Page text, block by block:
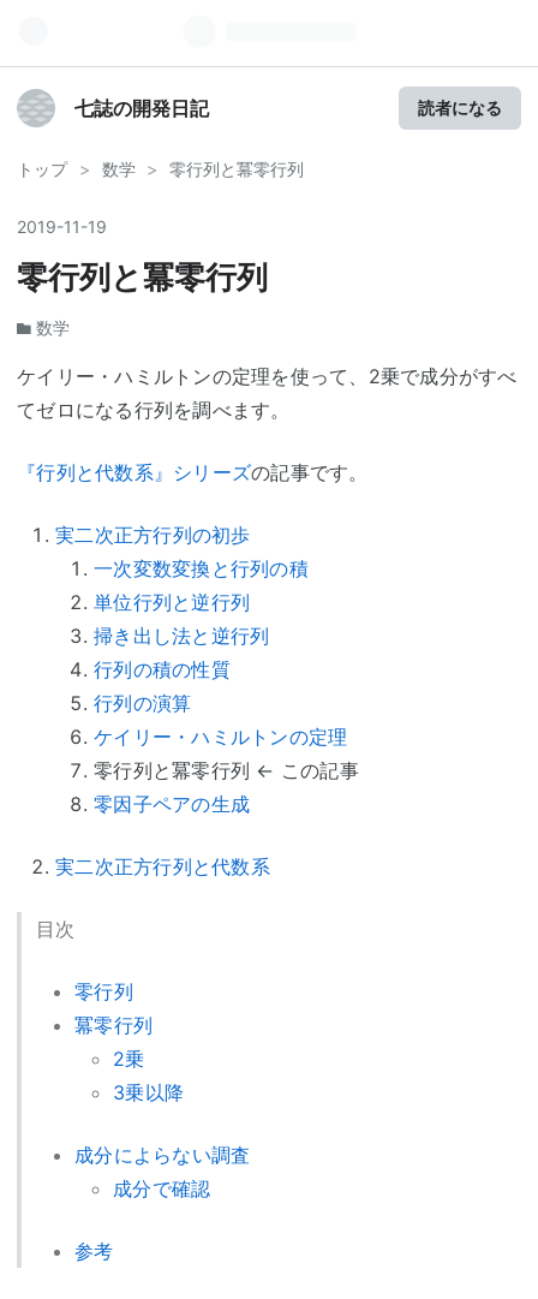
七誌の開発日記 読者になる
トップ > 数学 > 零行列と冪零行列
2019-11-19
零行列と冪零行列
数学
ケイリー・ハミルトンの定理を使って、2乗で成分がすべ
てゼロになる行列を調べます。
『行列と代数系』シリーズの記事です。
実二次正方行列の初歩
一次変数変換と行列の積
単位行列と逆行列
掃き出し法と逆行列
行列の積の性質
行列の演算
ケイリー・ハミルトンの定理
零行列と冪零行列 ← この記事
零因子ペアの生成
実二次正方行列と代数系
目次
零行列
冪零行列
2乗
3乗以降
成分によらない調査
成分で確認
参考